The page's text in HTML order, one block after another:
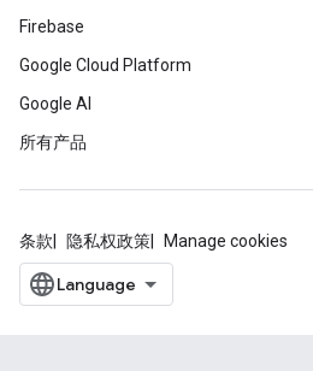
Firebase
Google Cloud Platform
Google AI
所有产品
条款 隐私权政策 Manage cookies